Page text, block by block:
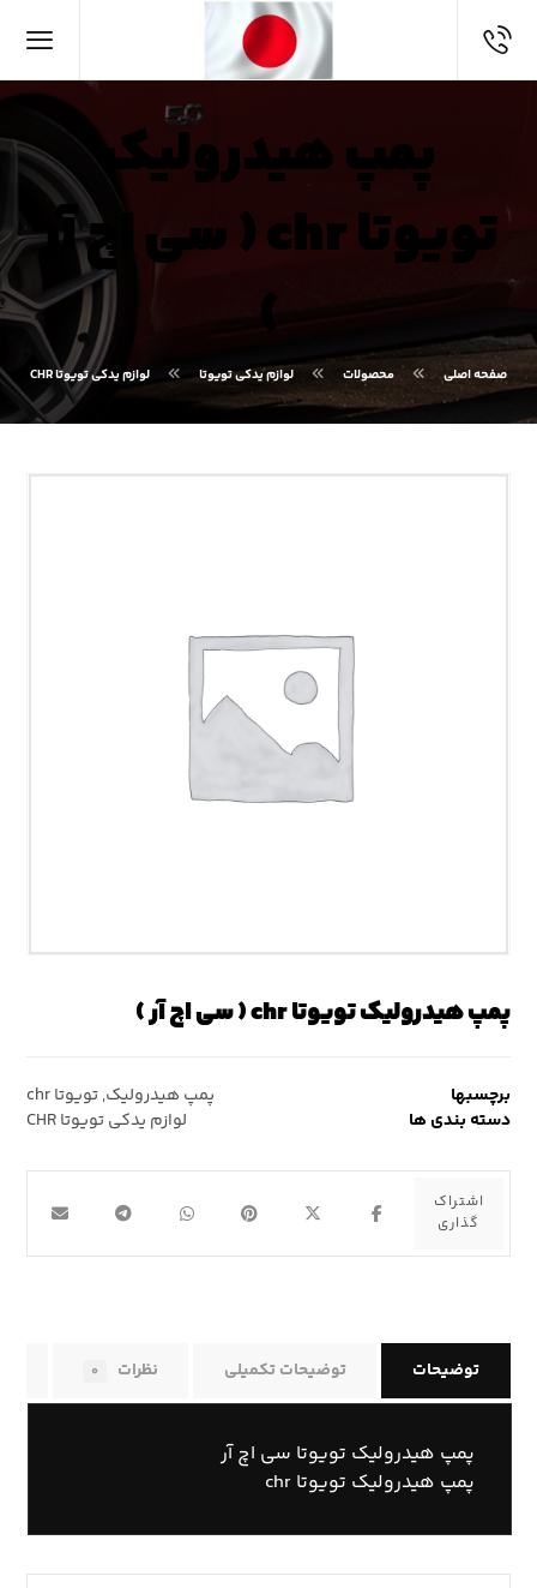
پمپ هیدرولیک
تویوتا chr ( سی اچ آر
)
صفحه اصلی محصولات لوازم یدکی تویوتا لوازم یدکی تویوتا CHR
پمپ هیدرولیک تویوتا chr ( سی اچ آر )
برچسبها پمپ هیدرولیک,تویوتا chr
دسته بندی ها
لوازم یدکی تویوتا CHR
توضیحات توضیحات تکمیلی نظرات ۰
پمپ هیدرولیک تویوتا سی اچ آر
پمپ هیدرولیک تویوتا chr